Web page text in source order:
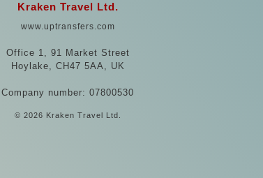
Kraken Travel Ltd.
www.uptransfers.com
Office 1, 91 Market Street
Hoylake, CH47 5AA, UK
Company number: 07800530
© 2026 Kraken Travel Ltd.